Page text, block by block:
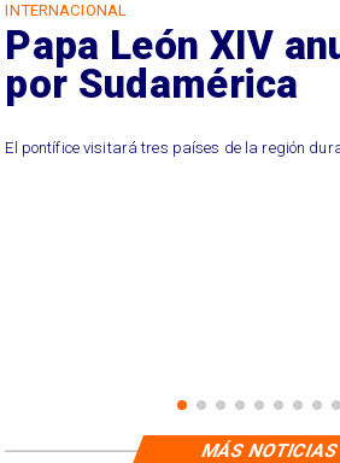
INTERNACIONAL
Papa León XIV
por Sudamérica
El pontífice visitará tres países de la región
MÁS NOTICIAS